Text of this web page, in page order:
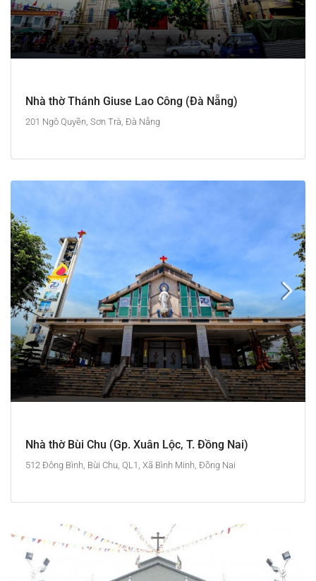
Nhà thờ Thánh Giuse Lao Công (Đà Nẵng)
201 Ngô Quyền, Sơn Trà, Đà Nẵng
Nhà thờ Bùi Chu (Gp. Xuân Lộc, T. Đồng Nai)
512 Đông Bình, Bùi Chu, QL1, Xã Bình Minh, Đồng Nai